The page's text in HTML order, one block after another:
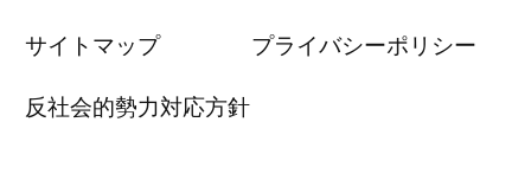
サイトマップ プライバシーポリシー
反社会的勢力対応方針